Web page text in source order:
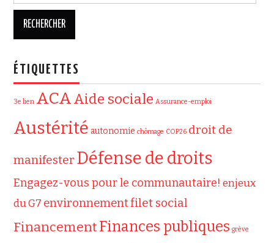
ÉTIQUETTES
3e lien ACAAide sociale Assurance-emploi
Austérité autonomie chômage COP26 droit de
manifester Défense de droits
Engagez-vous pour le communautaire! enjeux
du G7 environnementfilet social
FinancementFinances publiques grève